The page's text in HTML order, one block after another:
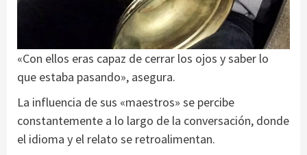
«Con ellos eras capaz de cerrar los ojos y saber lo
que estaba pasando», asegura.
La influencia de sus «maestros» se percibe
constantemente a lo largo de la conversación, donde
el idioma y el relato se retroalimentan.